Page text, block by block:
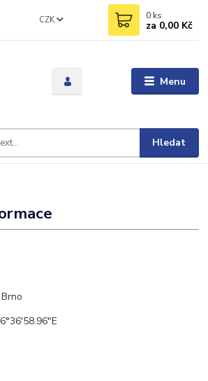
Menu
CZK
Hledat
0 ks
za 0,00 Kč